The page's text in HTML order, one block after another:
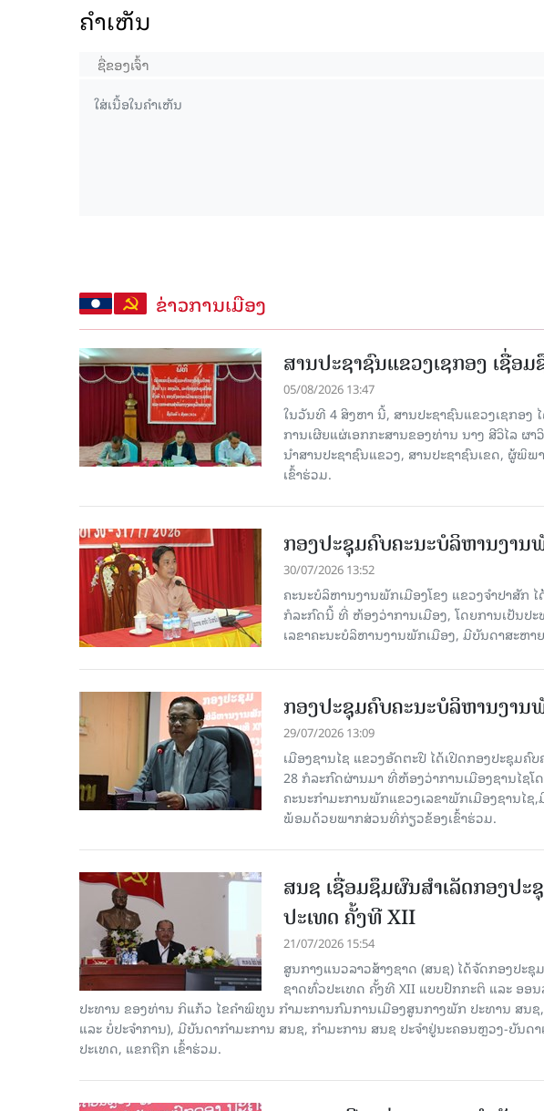
ຄໍາເຫັນ
ຂ່າວການເມືອງ
ສານປະຊາຊົນແຂວງເຊກອງ ເຊື່ອ
05/08/2026 13:47
ໃນວັນທີ 4 ສິງຫາ ນີ້, ສານປະຊາຊົນແຂວງເຊກອ
ການເຜີຍແຜ່ເອກກະສານຂອງທ່ານ ນາງ ສີວິໄລ ຜ
ນໍາສານປະຊາຊົນແຂວງ, ສານປະຊາຊົນເຂດ, ຜູ້
ເຂົ້າຮ່ວມ.
ກອງປະຊຸມຄົບຄະນະບໍລິຫານງານ
30/07/2026 13:52
ຄະນະບໍລິຫານງານພັກເມືອງໂຂງ ແຂວງຈຳປາສັກ
ກໍ​ລະ​ກົດ​ນີ້ ທີ່ ຫ້ອງວ່າການເມືອງ, ໂດຍການເປັນ
ເລຂາຄະນະບໍລິຫານງານພັກເມືອງ, ມີບັນດາສະຫາ
ກອງປະຊຸມຄົບຄະນະບໍລິຫານງານ
29/07/2026 13:09
ເມືອງຊານໄຊ ແຂວງອັດຕະປື ໄດ້ເປີດກອງປະຊຸມ
28 ກໍ​ລະ​ກົດ​ຜ່ານ​ມາ ທີ່ຫ້ອງວ່າການເມືອງຊານໄຊ
ຄະນະກຳມະການພັກແຂວງເລຂາພັກເມືອງຊານໄ
ພ້ອມດ້ວຍພາກສ່ວນທີ່ກ່ຽວຂ້ອງເຂົ້າຮ່ວມ.
ສນຊ ເຊື່ອມຊຶມຜົນສໍາເລັດກອງປ
ປະເທດ ຄັ້ງທີ XII
21/07/2026 15:54
ສູນກາງແນວລາວສ້າງຊາດ (ສນຊ) ໄດ້ຈັດກອງປະ
ຊາດທົ່ວປະເທດ ຄັ້ງທີ XII ແບບປົກກະຕິ ແລະ ອອ
ປະທານ ຂອງທ່ານ ກິແກ້ວ ໄຂຄໍາພິທູນ ກໍາມະການກົມການເມືອງສູນກາງພັກ ປະທານ ສນຊ
ແລະ ບໍ່ປະຈຳການ), ມີບັນດາກຳມະການ ສນຊ, ກໍາມະການ ສນຊ ປະຈໍາຢູ່ນະຄອນຫຼວງ-ບັນ
ປະເທດ, ແຂກຖືກ ເຂົ້າຮ່ວມ.